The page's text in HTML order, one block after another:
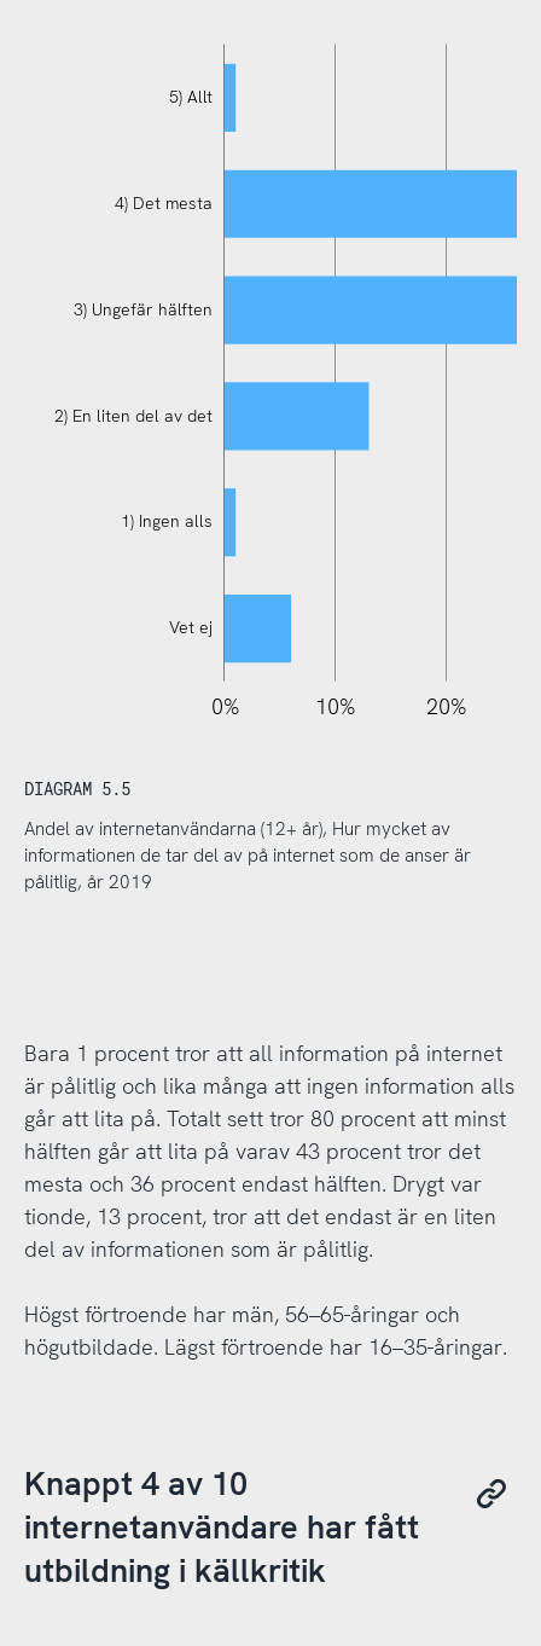
5) Allt
4) Det mesta
3) Ungefär hälften
2) En liten del av det
1) Ingen alls
Vet ej
-20% 20%
10%
0%
-10%
110%
DIAGRAM 5.5
Andel av internetanvändarna (12+ år), Hur mycket av
informationen de tar del av på internet som de anser är
pålitlig, år 2019
Bara 1 procent tror att all information på internet
är pålitlig och lika många att ingen information alls
går att lita på. Totalt sett tror 80 procent att minst
hälften går att lita på varav 43 procent tror det
mesta och 36 procent endast hälften. Drygt var
tionde, 13 procent, tror att det endast är en liten
del av informationen som är pålitlig.
Högst förtroende har män, 56–65-åringar och
högutbildade. Lägst förtroende har 16–35-åringar.
Knappt 4 av 10
internetanvändare har fått
utbildning i källkritik